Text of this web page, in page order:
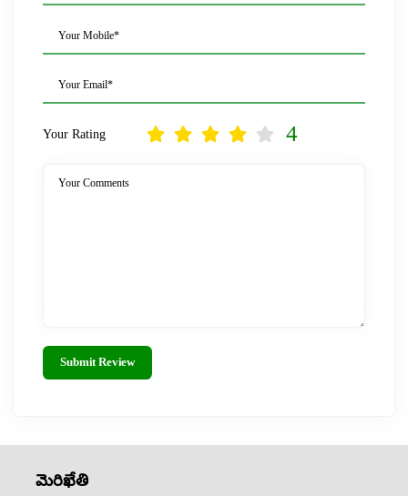
Your Mobile*
Your Email*
Your Rating 4
Your Comments
Submit Review
మెరిఖేతి